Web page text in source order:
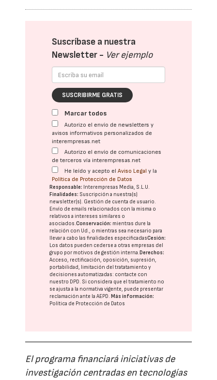
Suscríbase a nuestra
Newsletter - Ver ejemplo
SUSCRIBIRME GRATIS
Marcar todos
Autorizo el envío de newsletters y
avisos informativos personalizados de
interempresas.net
Autorizo el envío de comunicaciones
de terceros vía interempresas.net
He leído y acepto elAviso Legal y la
Política de Protección de Datos
Responsable: Interempresas Media, S.L.U.
Finalidades: Suscripción a nuestra(s)
newsletter(s). Gestión de cuenta de usuario.
Envío de emails relacionados con la misma o
relativos a intereses similares o
asociados.Conservación: mientras dure la
relación con Ud., o mientras sea necesario para
llevar a cabo las finalidades especificadasCesión:
Los datos pueden cederse a otras empresas del
grupo por motivos de gestión interna. Derechos:
Acceso, rectificación, oposición, supresión,
portabilidad, limitación del tratatamiento y
decisiones automatizadas: contacte con
nuestro DPD. Si considera que el tratamiento no
se ajusta a la normativa vigente, puede presentar
reclamación ante laAEPD. Más información:
Política de Protección de Datos
El programa financiará iniciativas de
investigación centradas en tecnologías